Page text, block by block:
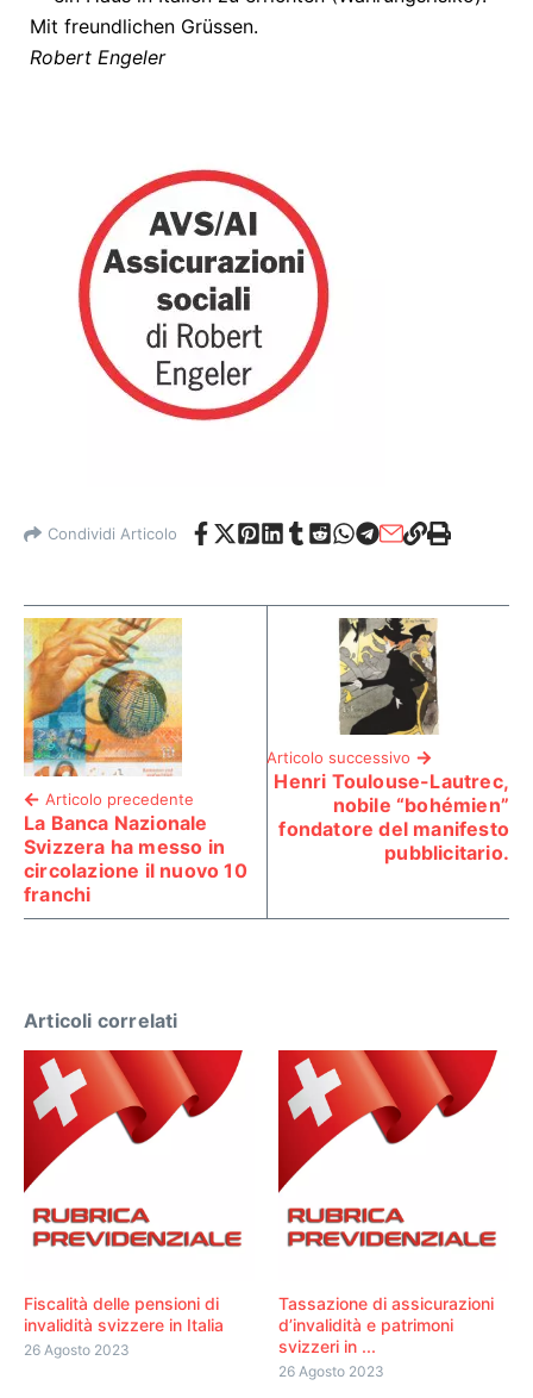
Mit freundlichen Grüssen.
Robert Engeler
Condividi Articolo
Articolo precedente
La Banca Nazionale
Svizzera ha messo in
circolazione il nuovo 10
franchi
Articolo successivo
Henri Toulouse-Lautrec,
nobile “bohémien”
fondatore del manifesto
pubblicitario.
Articoli correlati
Fiscalità delle pensioni di
invalidità svizzere in Italia
26 Agosto 2023
Tassazione di assicurazioni
d’invalidità e patrimoni
svizzeri in ...
26 Agosto 2023